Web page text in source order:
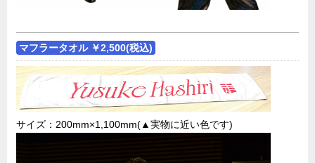
マフラータオル ￥2,500(税込)
サイズ：200mm×1,100mm(▲実物に近い色です)